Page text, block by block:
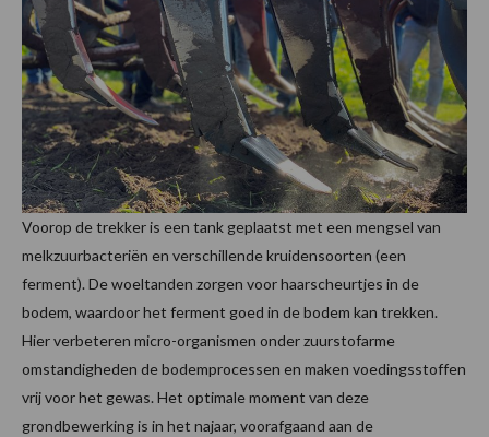
Voorop de trekker is een tank geplaatst met een mengsel van
melkzuurbacteriën en verschillende kruidensoorten (een
ferment). De woeltanden zorgen voor haarscheurtjes in de
bodem, waardoor het ferment goed in de bodem kan trekken.
Hier verbeteren micro-organismen onder zuurstofarme
omstandigheden de bodemprocessen en maken voedingsstoffen
vrij voor het gewas. Het optimale moment van deze
grondbewerking is in het najaar, voorafgaand aan de